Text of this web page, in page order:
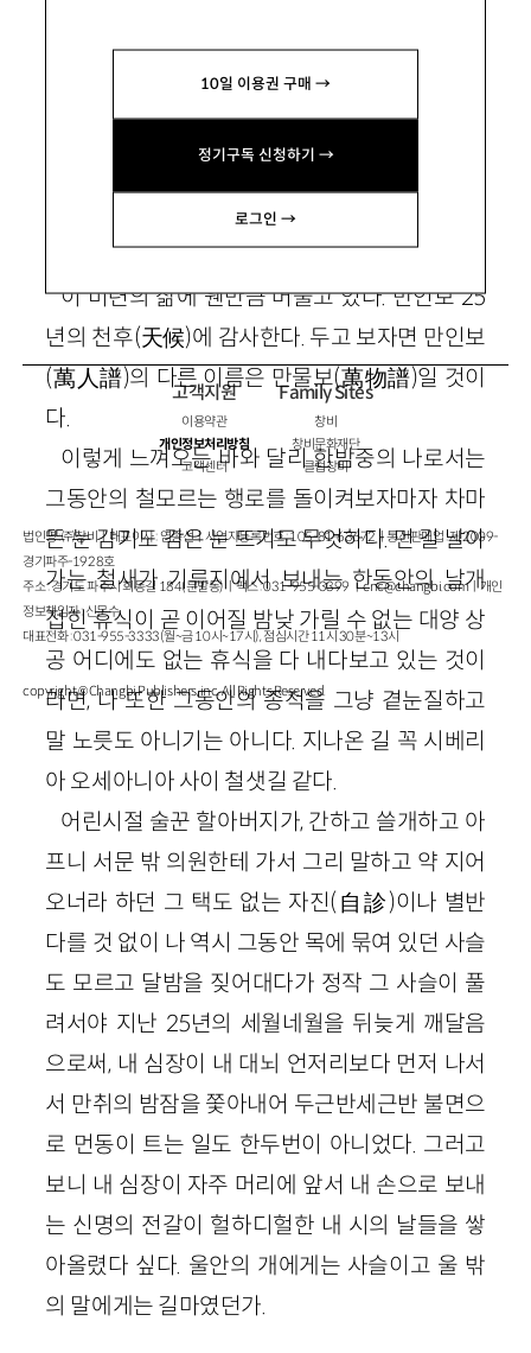
10일 이용권 구매 →
정기구독 신청하기 →
로그인 →
高銀
시인. 대표작으로 연작시 『만인보』(전30권), 서
이 미련의 삶에 웬만큼 머물고 있다. 만인보 25
년의 천후(天候)에 감사한다. 두고 보자면 만인보
(萬人譜)의 다른 이름은 만물보(萬物譜)일 것이
다.
이렇게 느껴오는 바와 달리 한밤중의 나로서는
그동안의 철모르는 행로를 돌이켜보자마자 차마
뜬 눈 감기도 감은 눈 뜨기도 무엇하다. 먼 길 날아
가는 철새가 기류지에서 보내는 한동안의 날개
접힌 휴식이 곧 이어질 밤낮 가릴 수 없는 대양 상
공 어디에도 없는 휴식을 다 내다보고 있는 것이
라면, 나 또한 그동안의 종적을 그냥 곁눈질하고
말 노릇도 아니기는 아니다. 지나온 길 꼭 시베리
아 오세아니아 사이 철샛길 같다.
어린시절 술꾼 할아버지가, 간하고 쓸개하고 아
프니 서문 밖 의원한테 가서 그리 말하고 약 지어
오너라 하던 그 택도 없는 자진(自診)이나 별반
다를 것 없이 나 역시 그동안 목에 묶여 있던 사슬
도 모르고 달밤을 짖어대다가 정작 그 사슬이 풀
려서야 지난 25년의 세월네월을 뒤늦게 깨달음
으로써, 내 심장이 내 대뇌 언저리보다 먼저 나서
서 만취의 밤잠을 쫓아내어 두근반세근반 불면으
로 먼동이 트는 일도 한두번이 아니었다. 그러고
보니 내 심장이 자주 머리에 앞서 내 손으로 보내
는 신명의 전갈이 헐하디헐한 내 시의 날들을 쌓
아올렸다 싶다. 울안의 개에게는 사슬이고 울 밖
의 말에게는 길마였던가.
고객지원
이용약관
개인정보처리방침
고객센터
Family Sites
창비
창비문화재단
클럽창비
법인명 : ㈜창비ㅣ대표이사 : 염종선ㅣ사업자등록번호 : 105-81-63672ㅣ통신판매업 : 제 2009-
경기파주-1928호
주소 : 경기도 파주시 회동길 184(문발동)ㅣ팩스 : 031-955-3399 ㅣcnc@changbi.comㅣ개인
정보책임자 : 신문수
대표전화 : 031-955-3333(월~금 10시~17시), 점심시간 11시 30분~13시
copyright © Changbi Publishers, inc. All Rights Reserved.